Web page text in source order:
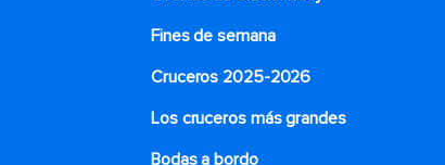
Fines de semana
Cruceros 2025-2026
Los cruceros más grandes
Bodas a bordo